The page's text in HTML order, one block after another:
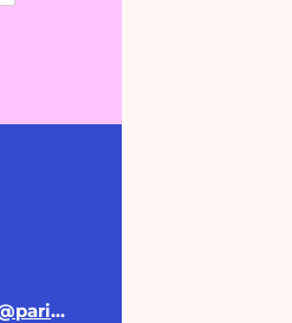
bibliotheque.andree-chedid@paris.fr